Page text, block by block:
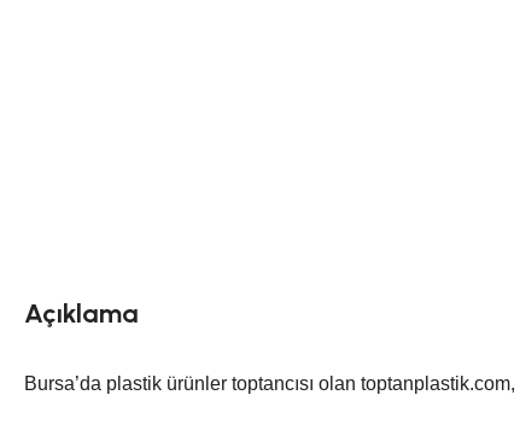
Açıklama
Bursa’da plastik ürünler toptancısı olan